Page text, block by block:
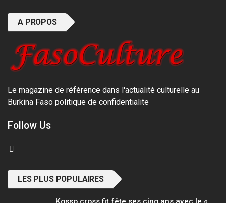
A PROPOS
Le magazine de référence dans l'actualité culturelle au
Burkina Faso politique de confidentialite
Follow Us
LES PLUS POPULAIRES